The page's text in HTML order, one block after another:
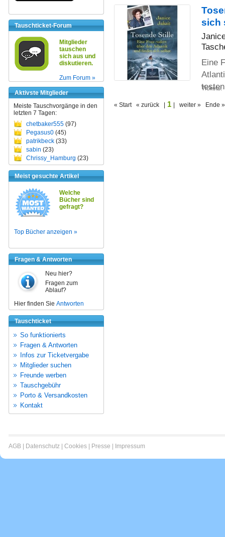
Tauschticket-Forum
Mitglieder
tauschen
sich aus und
diskutieren.
Zum Forum »
Aktivste Mitglieder
Meiste Tauschvorgänge in den
letzten 7 Tagen:
chetbaker555 (97)
Pegasus0 (45)
patrikbeck (33)
sabin (23)
Chrissy_Hamburg (23)
Meist gesuchte Artikel
Welche
Bücher sind
gefragt?
Top Bücher anzeigen »
Fragen & Antworten
Neu hier?
Fragen zum
Ablauf?
Hier finden Sie Antworten
Tauschticket
So funktionierts
Fragen & Antworten
Infos zur Ticketvergabe
Mitglieder suchen
Freunde werben
Tauschgebühr
Porto & Versandkosten
Kontakt
sich
Eine
Tickets:
« Start « zurück | 1 | weiter » Ende »
AGB | Datenschutz | Cookies | Presse | Impressum